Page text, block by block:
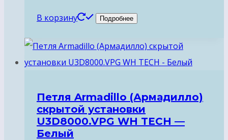
В корзину Подробнее
Петля Armadillo (Армадилло)
скрытой установки
U3D8000.VPG WH TECH —
Белый